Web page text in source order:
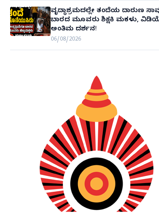
ವೃದ್ಧಾಶ್ರಮದಲ್ಲೇ ತಂದೆಯ ದಾರುಣ
ಬಾರದ ಮೂವರು ಶಿಕ್ಷಕಿ ಮಕಳು,
ಅಂತಿಮ ದರ್ಶನ!
06/08/2026